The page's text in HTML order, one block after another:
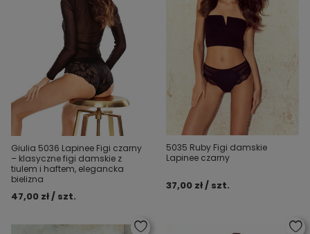
Giulia 5036 Lapinee Figi czarny
– klasyczne figi damskie z
tiulem i haftem, elegancka
bielizna
47,00 zł / szt.
5035 Ruby Figi damskie
Lapinee czarny
37,00 zł / szt.